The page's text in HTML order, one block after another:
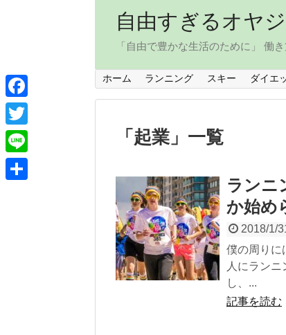
自由すぎるオヤジ
「自由で豊かな生活のために」 働
ホーム ランニング スキー ダイエ
「 起業 」 一覧
ランニ
か始め
2018/1/
僕の周りに
人にラン
し、...
記事を読む
F
a
c
e
T
w
i
L